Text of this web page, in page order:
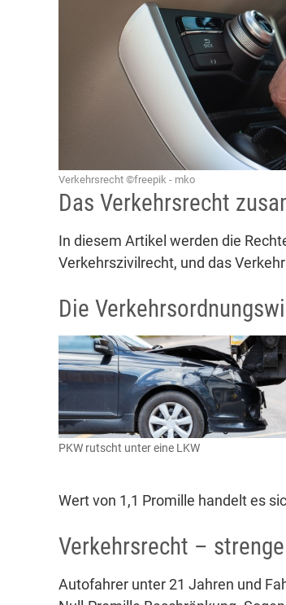
Verkehrsrecht ©freepik - mko
Das Verkehrsrecht
In diesem Artikel werden die
Verkehrszivilrecht, und das
Die
PKW rutscht unter eine LKW
Wert von 1,1 Promille handelt es
Verkehrsrecht –
Autofahrer unter 21 Jahren und